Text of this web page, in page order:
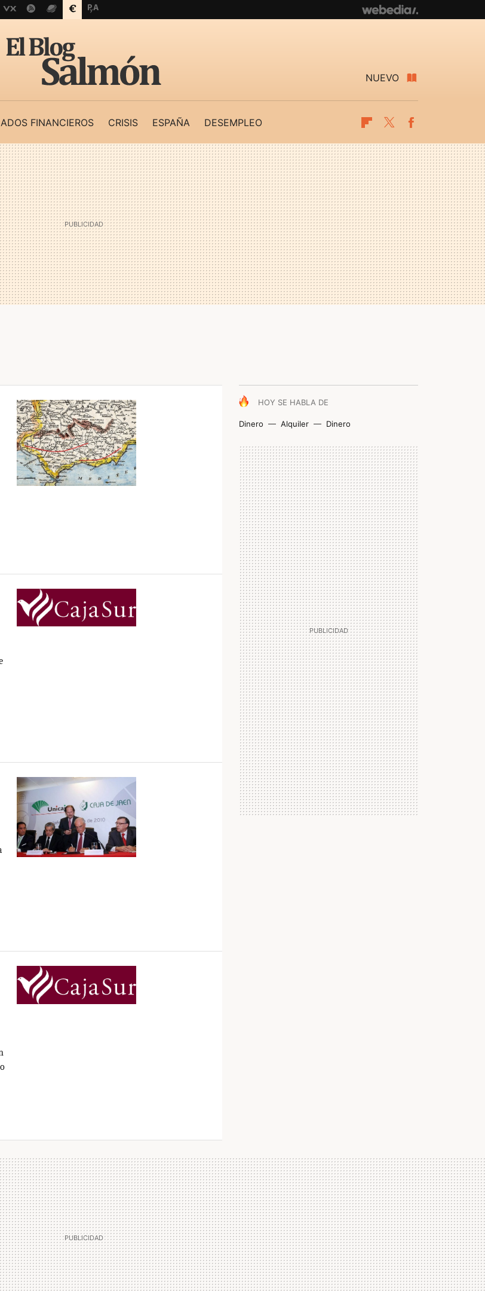
NUEVO
FINANCIEROS CRISIS ESPAÑA DESEMPLEO Flipboard
Twitter
HOY SE HABLA DE
Dinero Alquiler Dinero